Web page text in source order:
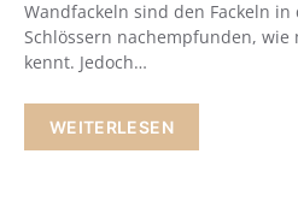
Wandfackeln sind den Fackeln
Schlössern nachempfunden, wie
kennt. Jedoch…
WEITERLESEN